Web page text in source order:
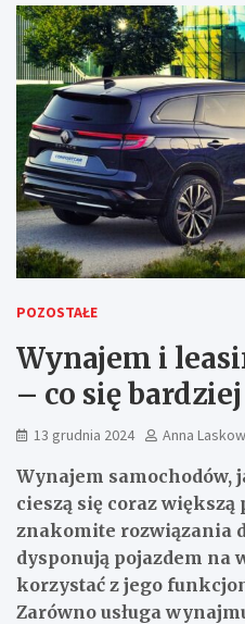
POZOSTAŁE
Wynajem i
– co się bardziej
13 grudnia 2024 Anna
Wynajem
cieszą się coraz większą
znakomite rozwiązania
dysponują pojazdem na
korzystać z jego
Zarówno usługa